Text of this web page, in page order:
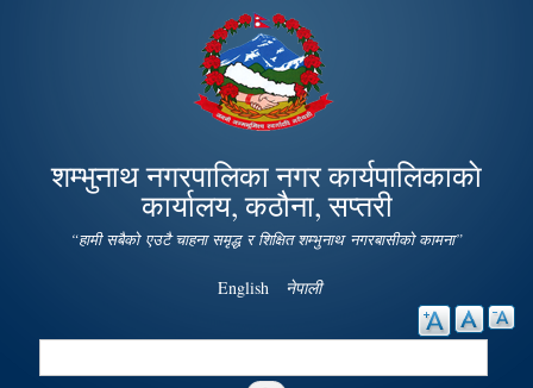
Skip to
main
content
शम्भुनाथ नगरपालिका नगर कार्यपालिकाकाे
कार्यालय, कठौना, सप्तरी
“हामी सबैको एउटै चाहना समृद्ध र शिक्षित शम्भुनाथ नगरबासीको कामना”
English नेपाली
Search